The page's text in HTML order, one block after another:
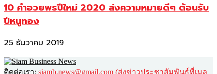
10 คำอวยพรปีใหม่ 2020 ส่งความหมายดีๆ ต้อนรับ
ปีหนูทอง
25 ธันวาคม 2019
ติดต่อเรา: siamb.news@gmail.com (ส่งข่าวประชาสัมพันธ์ที่เมล